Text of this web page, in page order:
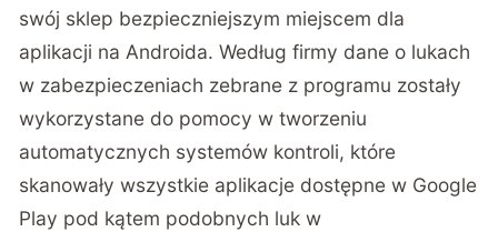
swój sklep bezpieczniejszym miejscem dla
aplikacji na Androida. Według firmy dane o lukach
w zabezpieczeniach zebrane z programu zostały
wykorzystane do pomocy w tworzeniu
automatycznych systemów kontroli, które
skanowały wszystkie aplikacje dostępne w Google
Play pod kątem podobnych luk w